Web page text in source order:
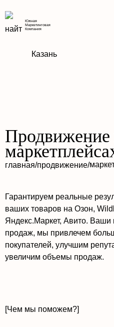
Южная
Маркетинговая
Компания
Казань
Продвижение
главная/продвижение/
Гарантируем реальные
ваших товаров на Озон,
Яндекс.Маркет, Авито. Ваши
продаж, мы привлечем
покупателей, улучшим
увеличим объемы продаж.
[Чем мы поможем?]